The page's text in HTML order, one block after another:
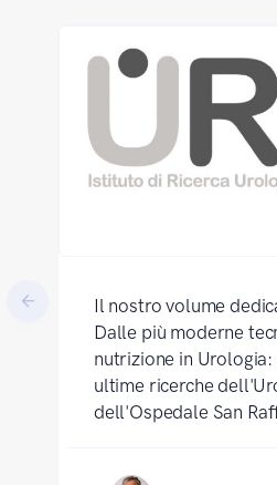
Il nostro volume
Dalle più moderne
nutrizione in
ultime ricerche
dell'Ospedale San